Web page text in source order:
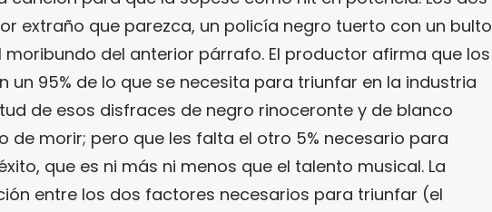
extraño que parezca, un policía negro tuerto con un bulto
moribundo del anterior párrafo. El productor afirma que los
un 95% de lo que se necesita para triunfar en la industria
de esos disfraces de negro rinoceronte y de blanco
de morir; pero que les falta el otro 5% necesario para
que es ni más ni menos que el talento musical. La
entre los dos factores necesarios para triunfar (el